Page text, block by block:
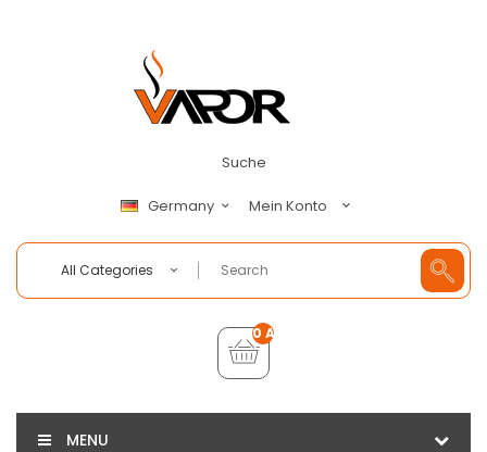
Suche
Germany Mein Konto
All Categories
0 Artikel - €0,00
MENU